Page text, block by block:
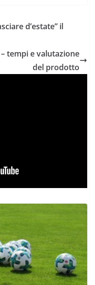
d’estate” il
tempi e valutazione
del prodotto